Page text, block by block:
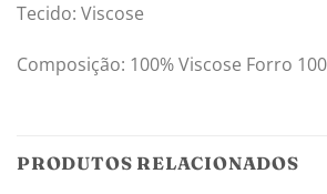
Tecido: Viscose
Composição: 100% Viscose Forro
PRODUTOS RELACIONADOS